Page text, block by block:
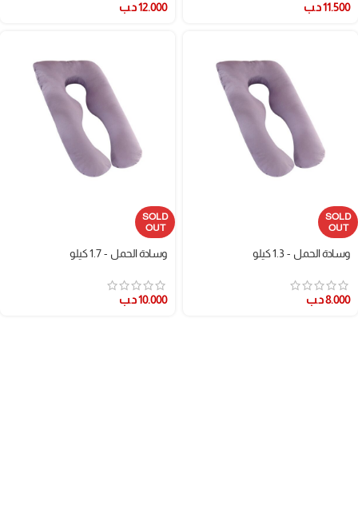
11.500د.ب 12.000د.ب
SOLD
OUT
وسادة الحمل - 1.3 كيلو
8.000د.ب
SOLD
OUT
وسادة الحمل - 1.7 كيلو
10.000د.ب